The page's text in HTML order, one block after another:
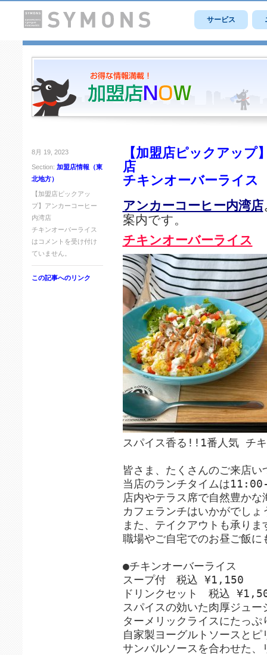
サービス
8月 19, 2023
Section: 加盟店情報（東
北地方）
【加盟店ピックアッ
プ】アンカーコーヒー
内湾店
チキンオーバーライス
は コメントを受け付け
ていません。
この記事へのリンク
【加盟店ピックアップ
店
チキンオーバーライス
アンカーコーヒー内湾店
案内です。
チキンオーバーライス
スパイス香る!!1番人気 チ
皆さま、たくさんのご来店
当店のランチタイムは
店内やテラス席で自然豊かな
カフェランチはいかがでしょ
また、テイクアウトも承りま
職場やご自宅でのお昼ご飯
●チキンオーバーライス
スープ付 税込 ¥1,150
ドリンクセット 税込
スパイスの効いた肉厚ジュー
ターメリックライスにたっぷ
自家製ヨーグルトソースとピ
サンバルソースを合わせた、